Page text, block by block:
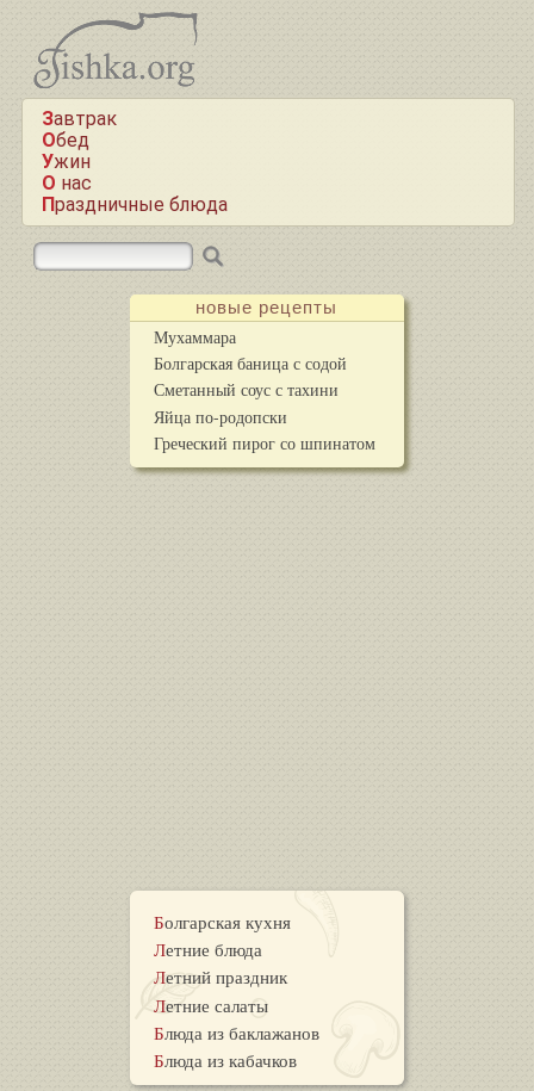
Завтрак
Обед
Ужин
О нас
Праздничные блюда
новые рецепты
Мухаммара
Болгарская баница с содой
Сметанный соус с тахини
Яйца по-родопски
Греческий пирог со шпинатом
Болгарская кухня
Летние блюда
Летний праздник
Летние салаты
Блюда из баклажанов
Блюда из кабачков